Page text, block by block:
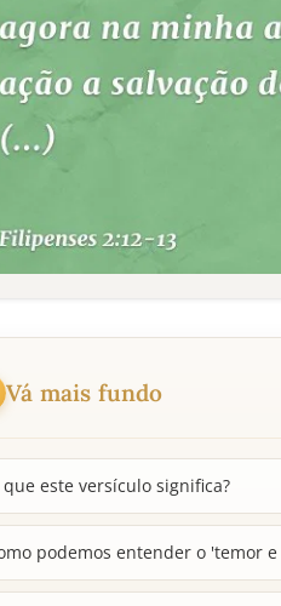
Vá mais fundo
que este versículo significa?
podemos entender o 'temor